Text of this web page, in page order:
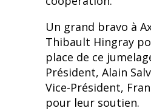
Un grand bravo à
Thibault Hingray
place de ce
Président, Alain
Vice-Président,
pour leur soutien.